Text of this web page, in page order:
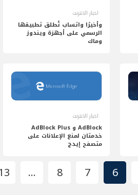
اخبار الانترنت
وأخيرًا واتساب تُطلق تطبيقها
الرسمي على أجهزة ويندوز
وماك
اخبار الانترنت
AdBlock و AdBlock Plus
خدمتان لمنع الإعلانات على
متصفح إيدج
6
7
8
…